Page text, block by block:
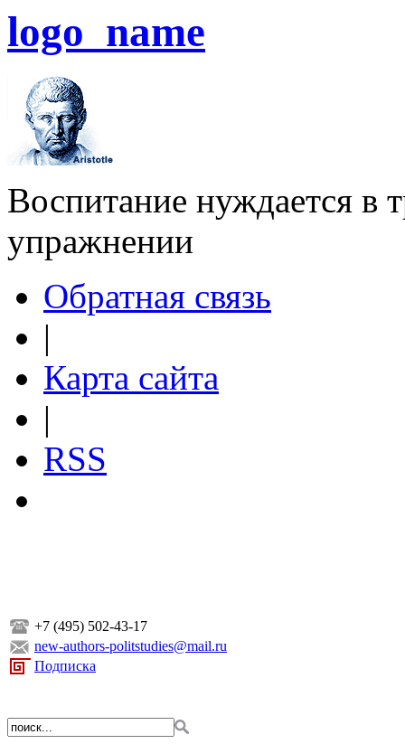
logo_name
Воспитание нуждается в
упражнении
Обратная связь
|
Карта сайта
|
RSS
+7 (495) 502-43-17
new-authors-politstudies@mail.ru
Подписка